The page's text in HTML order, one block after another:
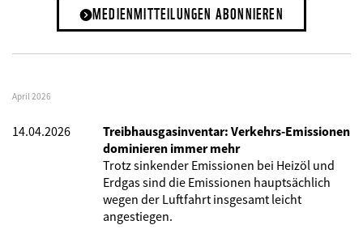
MEDIENMITTEILUNGEN ABONNIEREN
April 2026
14.04.2026
Treibhausgasinventar: Verkehrs-Emissionen
dominieren immer mehr
Trotz sinkender Emissionen bei Heizöl und
Erdgas sind die Emissionen hauptsächlich
wegen der Luftfahrt insgesamt leicht
angestiegen.